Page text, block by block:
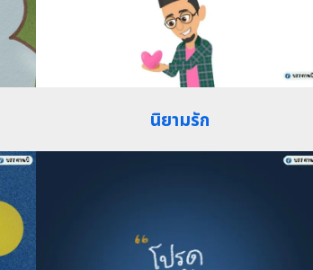
นิยามรัก